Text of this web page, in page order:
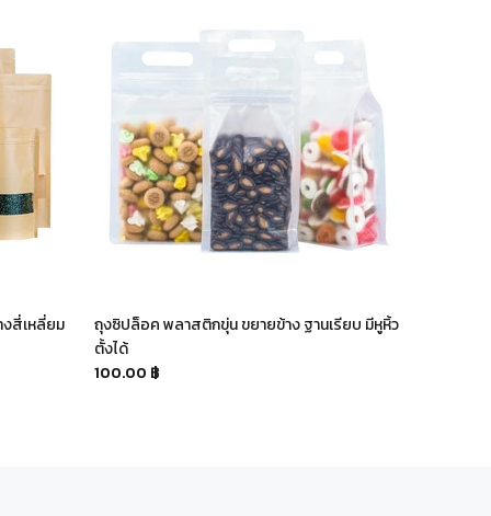
สี่เหลี่ยม
ถุงซิปล็อค พลาสติกขุ่น ขยายข้าง ฐานเรียบ มีหูหิ้ว
ตั้งได้
100.00 ฿